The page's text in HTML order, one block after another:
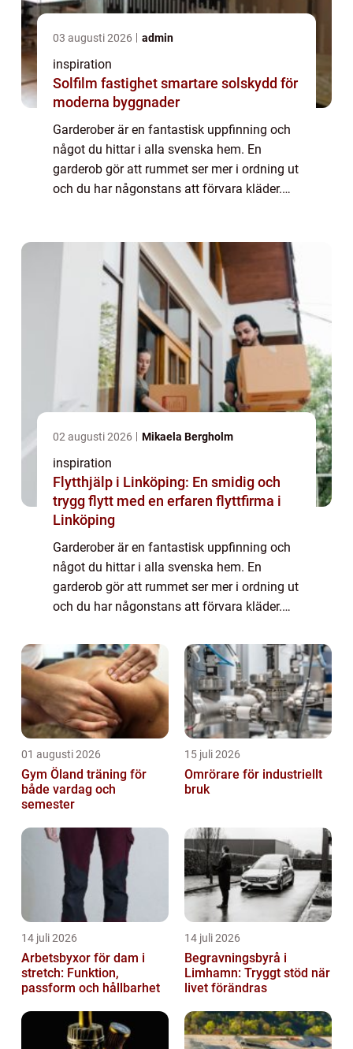
03 augusti 2026 admin
inspiration
Solfilm fastighet smartare solskydd för
moderna byggnader
Garderober är en fantastisk uppfinning och
något du hittar i alla svenska hem. En
garderob gör att rummet ser mer i ordning ut
och du har någonstans att förvara kläder.
02 augusti 2026 Mikaela Bergholm
inspiration
Flytthjälp i Linköping: En smidig och
trygg flytt med en erfaren flyttfirma i
Linköping
Garderober är en fantastisk uppfinning och
något du hittar i alla svenska hem. En
garderob gör att rummet ser mer i ordning ut
och du har någonstans att förvara kläder.
kläder som du kan förvara i garderoben.
De...
01 augusti 2026
Gym Öland träning för
både vardag och
semester
15 juli 2026
Omrörare för industriellt
bruk
14 juli 2026
Arbetsbyxor för dam i
stretch: Funktion,
passform och hållbarhet
14 juli 2026
Begravningsbyrå i
Limhamn: Tryggt stöd när
livet förändras